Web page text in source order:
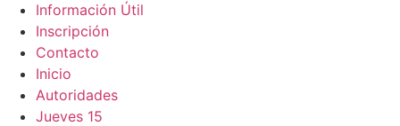
Información Útil
Inscripción
Contacto
Inicio
Autoridades
Jueves 15